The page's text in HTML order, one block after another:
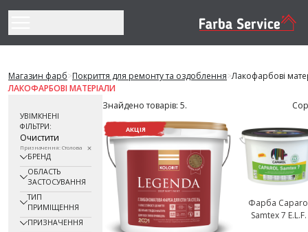
Магазин фарб>Покриття для ремонту та оздоблення>Лакофарбові
ЛАКОФАРБОВІ МАТЕРІАЛИ
УВІМКНЕНІ
ФІЛЬТРИ:
Очистити
Призначення: Столова
БРЕНД
ОБЛАСТЬ
ЗАСТОСУВАННЯ
ТИП
ПРИМІЩЕННЯ
ПРИЗНАЧЕННЯ
Знайдено товарів: 5.
АКЦІЯ
Фарба
Samtex 7 E.L.F.